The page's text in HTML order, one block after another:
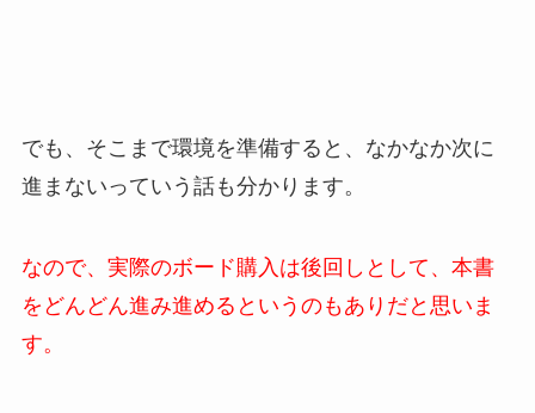
でも、そこまで環境を準備すると、なかなか次に
進まないっていう話も分かります。
なので、実際のボード購入は後回しとして、本書
をどんどん進み進めるというのもありだと思いま
す。